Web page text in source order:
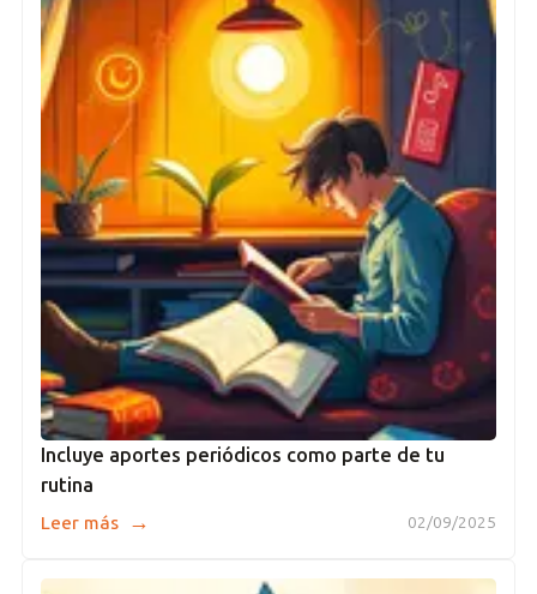
Incluye aportes periódicos como parte de tu
rutina
02/09/2025
Leer más →